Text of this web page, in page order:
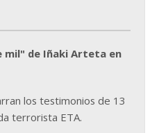
mil" de Iñaki Arteta en
los testimonios de 13
terrorista ETA.